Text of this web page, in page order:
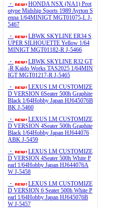
・
HONDA NSX (NA1) Prot
otype Midship Sports 1989 Ayrton S
enna 1/64MINIGT MGT01075-L J-
5467
・
LBWK SKYLINE ER34 S
UPER SILHOUETTE Yellow 1/64
MINIGT MGT01182-R J-5466
・
LBWK SKYLINE R32 GT
-R Kaido Works TAS2025 1/64MIN
IGT MGT01217-R J-5465
・
LEXUS LM CUSTOMIZE
D VERSION 6Seater 500h Graphite
Black 1/64Hobby Japan HJ645076B
BK J-5460
・
LEXUS LM CUSTOMIZE
D VERSION 4Seater 500h Graphite
Black 1/64Hobby Japan HJ644076
ABK J-5459
・
LEXUS LM CUSTOMIZE
D VERSION 4Seater 500h White P
earl 1/64Hobby Japan HJ644076A
W J-5458
・
LEXUS LM CUSTOMIZE
D VERSION 6 Seater 500h White P
earl 1/64Hobby Japan HJ645076B
W J-5457